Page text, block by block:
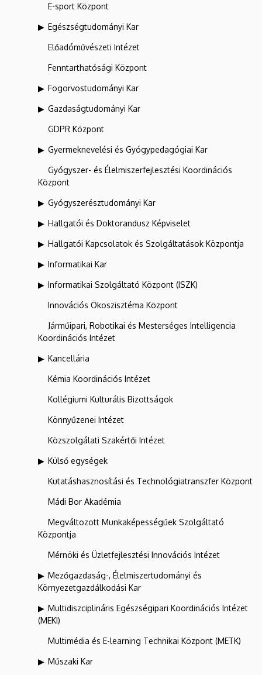
E-sport Központ
Egészségtudományi Kar
Előadóművészeti Intézet
Fenntarthatósági Központ
Fogorvostudományi Kar
Gazdaságtudományi Kar
GDPR Központ
Gyermeknevelési és Gyógypedagógiai Kar
Gyógyszer- és Élelmiszerfejlesztési Koordinációs
Központ
Gyógyszerésztudományi Kar
Hallgatói és Doktorandusz Képviselet
Hallgatói Kapcsolatok és Szolgáltatások Központja
Informatikai Kar
Informatikai Szolgáltató Központ (ISZK)
Innovációs Ökoszisztéma Központ
Járműipari, Robotikai és Mesterséges Intelligencia
Koordinációs Intézet
Kancellária
Kémia Koordinációs Intézet
Kollégiumi Kulturális Bizottságok
Könnyűzenei Intézet
Közszolgálati Szakértői Intézet
Külső egységek
Kutatáshasznosítási és Technológiatranszfer Központ
Mádi Bor Akadémia
Megváltozott Munkaképességűek Szolgáltató
Központja
Mérnöki és Üzletfejlesztési Innovációs Intézet
Mezőgazdaság-, Élelmiszertudományi és
Környezetgazdálkodási Kar
Multidiszciplináris Egészségipari Koordinációs Intézet
(MEKI)
Multimédia és E-learning Technikai Központ (METK)
Műszaki Kar